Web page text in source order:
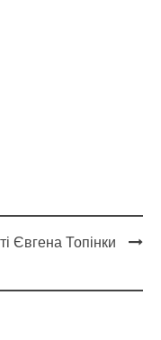
Євгена Топінки